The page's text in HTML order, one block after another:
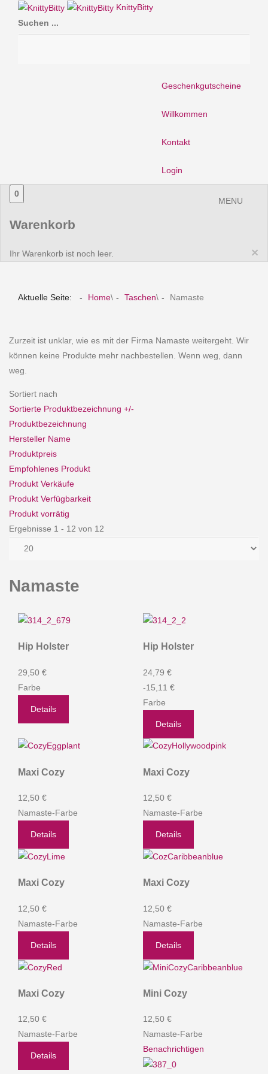
KnittyBitty
Suchen ...
Geschenkgutscheine
Willkommen
Kontakt
Login
MENU
0
Warenkorb
×
Ihr Warenkorb ist noch leer.
Aktuelle Seite: Home\ Taschen\ Namaste
Zurzeit ist unklar, wie es mit der Firma Namaste weitergeht. Wir
können keine Produkte mehr nachbestellen. Wenn weg, dann
weg.
Sortiert nach
Sortierte Produktbezeichnung +/-
Produktbezeichnung
Hersteller Name
Produktpreis
Empfohlenes Produkt
Produkt Verkäufe
Produkt Verfügbarkeit
Produkt vorrätig
Ergebnisse 1 - 12 von 12
Namaste
Hip Holster
29,50 €
Farbe
Details
Hip Holster
24,79 €
-15,11 €
Farbe
Details
Maxi Cozy
12,50 €
Namaste-Farbe
Details
Maxi Cozy
12,50 €
Namaste-Farbe
Details
Maxi Cozy
12,50 €
Namaste-Farbe
Details
Maxi Cozy
12,50 €
Namaste-Farbe
Details
Maxi Cozy
12,50 €
Namaste-Farbe
Details
Mini Cozy
12,50 €
Namaste-Farbe
Benachrichtigen